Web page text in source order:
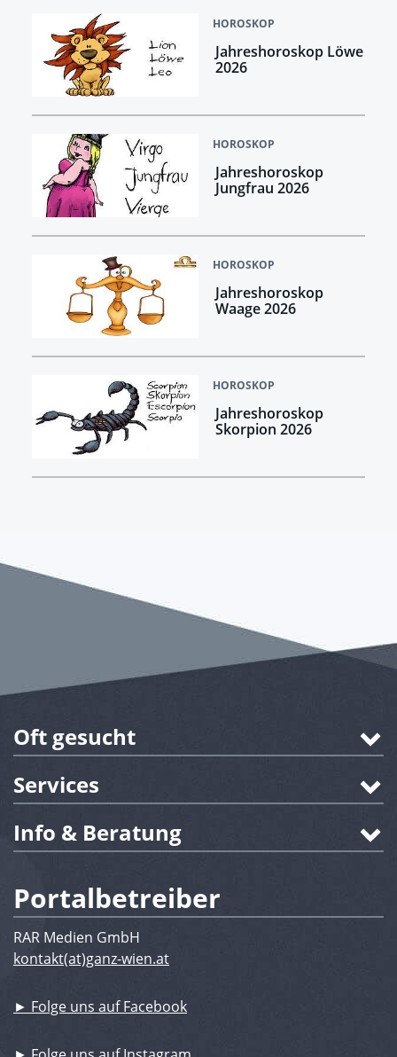
HOROSKOP
Jahreshoroskop Löwe
2026
HOROSKOP
Jahreshoroskop
Jungfrau 2026
HOROSKOP
Jahreshoroskop
Waage 2026
HOROSKOP
Jahreshoroskop
Skorpion 2026
Oft gesucht
Services
Info & Beratung
Portalbetreiber
RAR Medien GmbH
kontakt(at)ganz-wien.at
► Folge uns auf Facebook